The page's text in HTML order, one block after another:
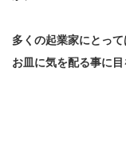
多くの起業家にとっ
お皿に気を配る事に目